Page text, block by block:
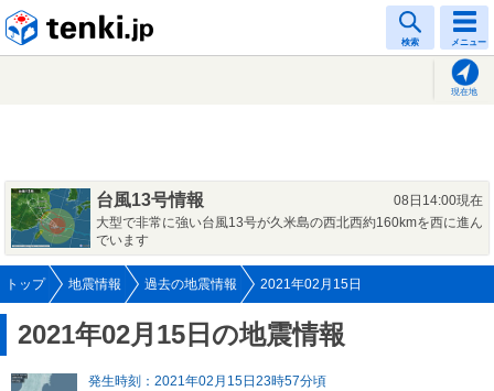
検索 メニュー
現在地
台風13号情報
08日14:00現在
大型で非常に強い台風13号が久米島の西北西約160kmを西に進ん
でいます
トップ 地震情報 過去の地震情報 2021年02月15日
2021年02月15日の地震情報
発生時刻：2021年02月15日23時57分頃